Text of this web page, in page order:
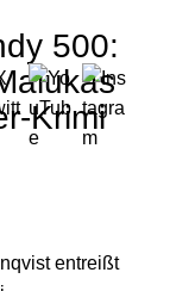
500:
Krimi